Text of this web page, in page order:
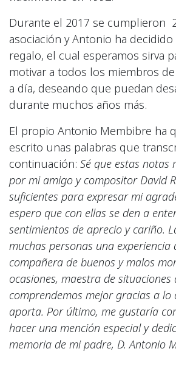
Durante el 2017 se cumplieron
asociación y Antonio ha
regalo, el cual esperamos sirva
motivar a todos los miembros de
a día, deseando que puedan
durante muchos años más.
El propio Antonio Membibre ha
escrito unas palabras que
continuación: Sé que estas notas
por mi amigo y compositor David
suficientes para expresar mi
espero que con ellas se den a
sentimientos de aprecio y cariño.
muchas personas una experiencia
compañera de buenos y malos
ocasiones, maestra de situaciones
comprendemos mejor gracias a lo
aporta. Por último, me gustaría
hacer una mención especial y
memoria de mi padre, D. Antonio